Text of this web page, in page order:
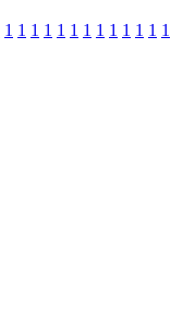
1 1 1 1 1 1 1 1 1 1 1 1 1